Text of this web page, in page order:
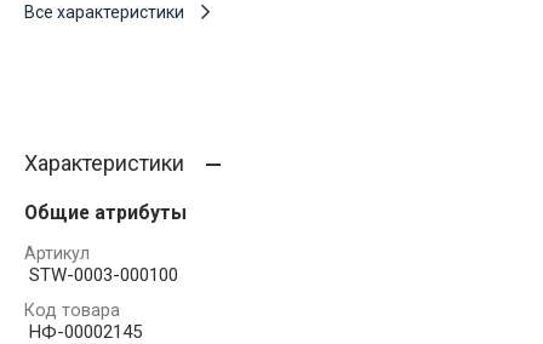
Все характеристики
Характеристики
Общие атрибуты
Артикул
STW-0003-000100
Код товара
НФ-00002145